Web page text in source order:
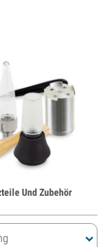
Und Zubehör